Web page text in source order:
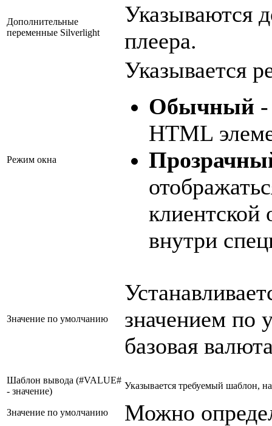
Дополнительные
переменные Silverlight
Указываются
плеера.
Режим окна
Указывается
Обычный
HTML
клиентской
внутри
Значение по умолчанию
значением по
базовая
Шаблон вывода (#VALUE#
- значение)
Указывается требуемый шаблон,
Значение по умолчанию Можно